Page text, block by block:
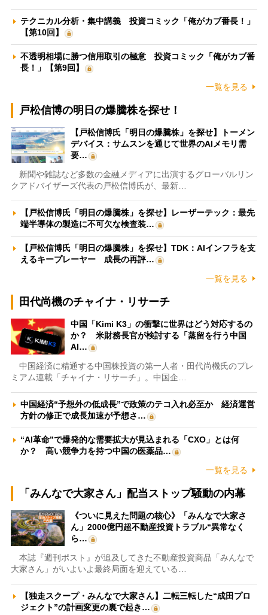
テクニカル分析・集中講義 投資コミック「俺がカブ番長！」
【第10回】
不透明相場に勝つ信用取引の極意 投資コミック「俺がカブ番
長！」【第9回】
一覧を見る
戸松信博の明日の爆騰株を探せ！
【戸松信博氏「明日の爆騰株」を探せ】トーメン
デバイス：サムスンを通じて世界のAIメモリ需
要…
新聞や雑誌など多数の金融メディアに出演するグローバルリン
クアドバイザーズ代表の戸松信博氏が、最新…
【戸松信博氏「明日の爆騰株」を探せ】レーザーテック：最先
端半導体の製造に不可欠な検査装…
【戸松信博氏「明日の爆騰株」を探せ】TDK：AIインフラを支
えるキープレーヤー 成長の再評…
一覧を見る
田代尚機のチャイナ・リサーチ
中国「Kimi K3」の衝撃に世界はどう対応するの
か？ 米財務長官が検討する「蒸留を行う中国
AI…
中国経済に精通する中国株投資の第一人者・田代尚機氏のプレ
ミアム連載「チャイナ・リサーチ」。中国企…
中国経済“予想外の低成長”で政策のテコ入れ必至か 経済運営
方針の修正で成長加速が予想さ…
“AI革命”で爆発的な需要拡大が見込まれる「CXO」とは何
か？ 高い競争力を持つ中国の医薬品…
一覧を見る
「みんなで大家さん」配当ストップ騒動の内幕
《ついに見えた問題の核心》「みんなで大家さ
ん」2000億円超不動産投資トラブル“異常なく
ら…
本誌『週刊ポスト』が追及してきた不動産投資商品「みんなで
大家さん」がいよいよ最終局面を迎えている…
【独走スクープ・みんなで大家さん】二転三転した“成田プロ
ジェクト”の計画変更の裏で起き…